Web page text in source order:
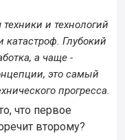
и технологий
катастроф. Глубокий
а чаще -
это самый
прогресса.
что первое
второму?